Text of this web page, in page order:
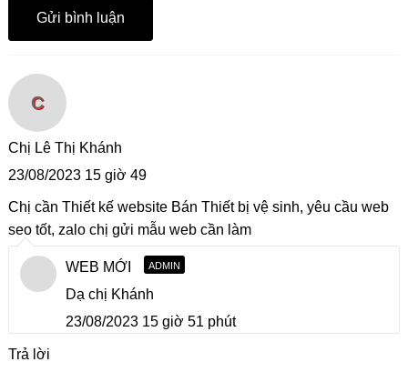
C
Chị Lê Thị Khánh
23/08/2023 15 giờ 49
Chị cần Thiết kế website Bán Thiết bị vệ sinh, yêu cầu web
seo tốt, zalo chị gửi mẫu web cần làm
WEB MỚI ADMIN
Dạ chị Khánh
23/08/2023 15 giờ 51 phút
Trả lời